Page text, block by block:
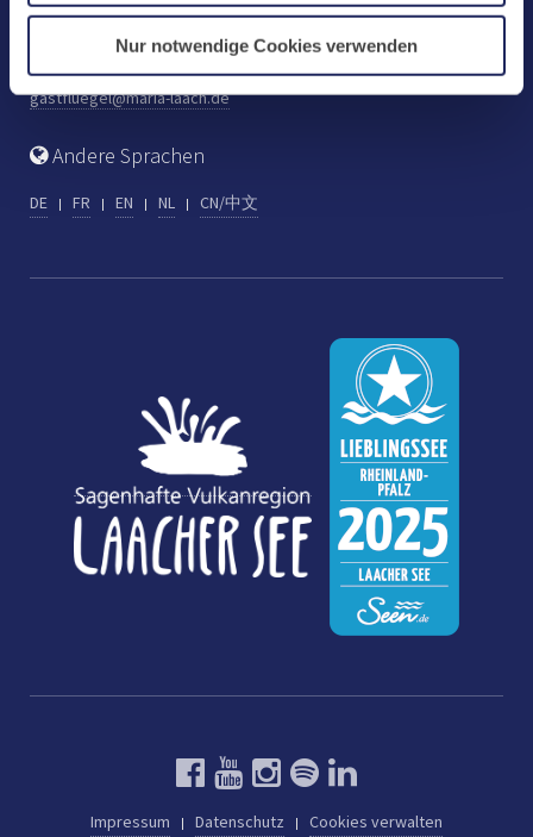
Nur notwendige Cookies verwenden
Tel: +49 (0) 2652 59-313
Fax: +49 (0) 2652 59-282
gastfluegel@maria-laach.de
Andere Sprachen
DE FR EN NL CN/中文
Impressum Datenschutz Cookies verwalten